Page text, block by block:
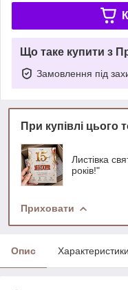
Що таке купити з
Замовлення під
При купівлі цього
Листівка
років!"
Приховати
Опис Характеристики